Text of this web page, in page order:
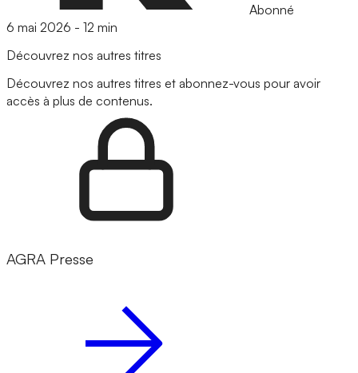
Abonné
6 mai 2026 - 12 min
Découvrez nos autres titres
Découvrez nos autres titres et abonnez-vous pour avoir
accès à plus de contenus.
AGRA Presse